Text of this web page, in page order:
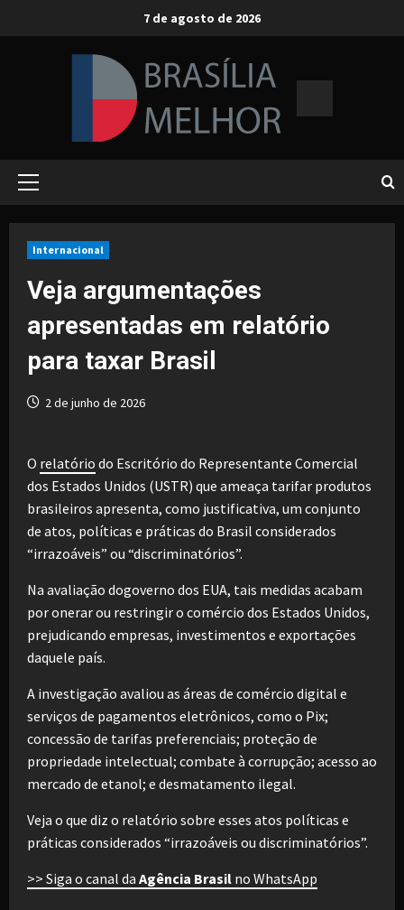
7 de agosto de 2026
Primary
Internacional
Veja argumentações
apresentadas em relatório
para taxar Brasil
2 de junho de 2026
O relatório do Escritório do Representante Comercial
dos Estados Unidos (USTR) que ameaça tarifar produtos
brasileiros apresenta, como justificativa, um conjunto
de atos, políticas e práticas do Brasil considerados
“irrazoáveis” ou “discriminatórios”.
Na avaliação dogoverno dos EUA, tais medidas acabam
por onerar ou restringir o comércio dos Estados Unidos,
prejudicando empresas, investimentos e exportações
daquele país.
A investigação avaliou as áreas de comércio digital e
serviços de pagamentos eletrônicos, como o Pix;
concessão de tarifas preferenciais; proteção de
propriedade intelectual; combate à corrupção; acesso ao
mercado de etanol; e desmatamento ilegal.
Veja o que diz o relatório sobre esses atos políticas e
práticas considerados “irrazoáveis ou discriminatórios”.
>> Siga o canal da Agência Brasil no WhatsApp